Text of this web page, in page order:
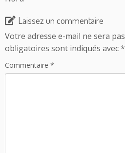
Laissez un commentaire
Votre adresse e-mail ne sera
obligatoires sont indiqués avec*
Commentaire *